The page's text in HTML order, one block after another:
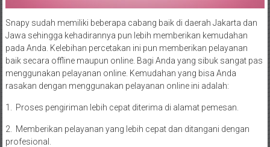
Snapy sudah memiliki beberapa cabang baik di daerah Jakarta dan
Jawa sehingga kehadirannya pun lebih memberikan kemudahan
pada Anda. Kelebihan percetakan ini pun memberikan pelayanan
baik secara offline maupun online. Bagi Anda yang sibuk sangat pas
menggunakan pelayanan online. Kemudahan yang bisa Anda
rasakan dengan menggunakan pelayanan online ini adalah:
1. Proses pengiriman lebih cepat diterima di alamat pemesan.
2. Memberikan pelayanan yang lebih cepat dan ditangani dengan
profesional.